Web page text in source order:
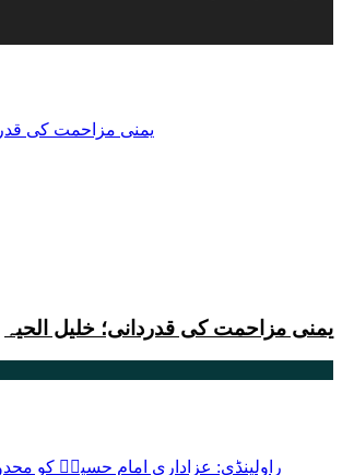
یمنی مزاحمت کی قدردانی؛ خلیل الحیہ